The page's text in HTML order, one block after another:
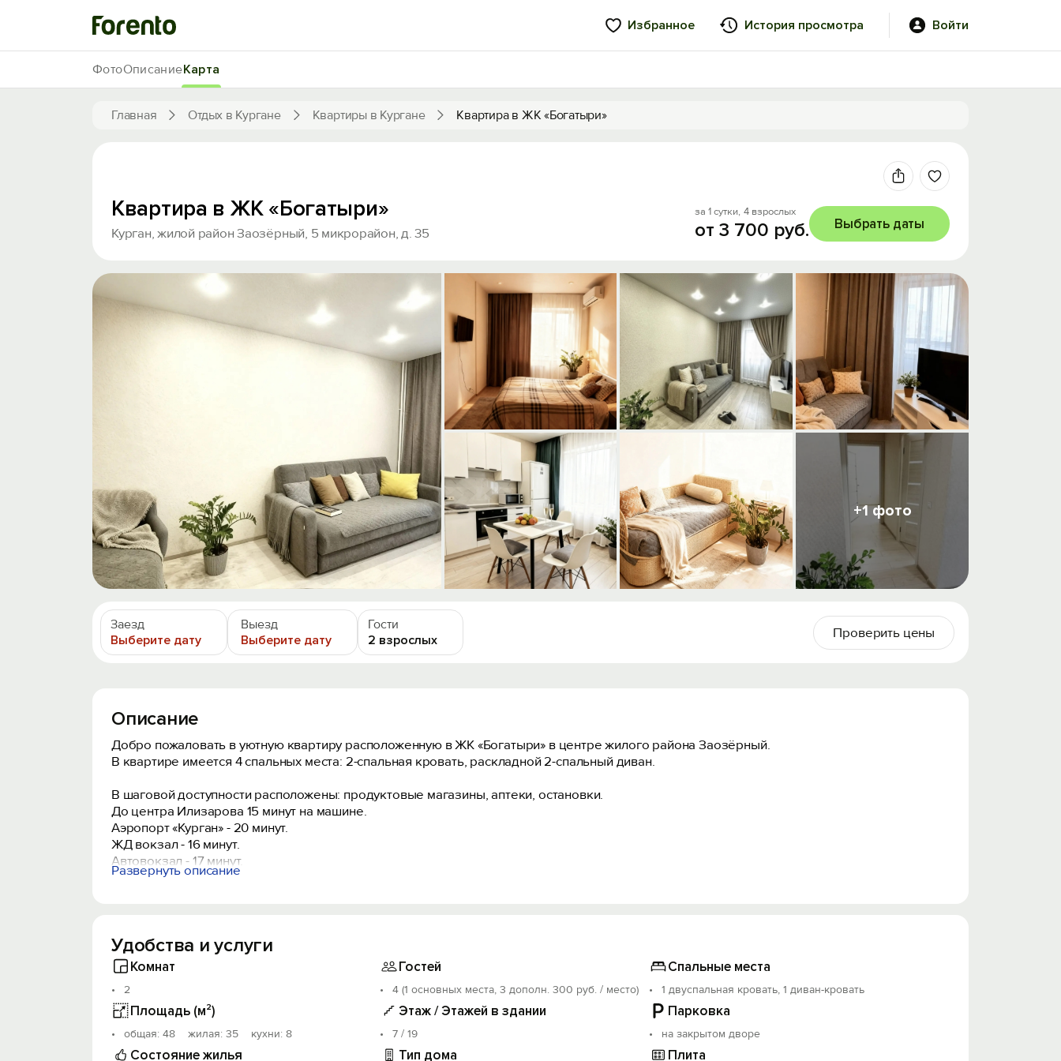
Избранное История просмотра Войти
Главная Отдых в Кургане Квартиры в Кургане Квартира в ЖК «Богатыри»
ФотоОписаниеКарта
+1 фото
Квартира в ЖК «Богатыри»
Курган, жилой район Заозёрный, 5 микрорайон, д. 35
за 1 сутки, 4 взрослых
от 3 700 руб. Выбрать даты
Заезд
Выберите дату
Выезд
Выберите дату
Гости
2 взрослых
Проверить цены
Описание
Добро пожаловать в уютную квартиру расположенную в ЖК «Богатыри» в центре жилого района Заозёрный.
В квартире имеется 4 спальных места: 2-спальная кровать, раскладной 2-спальный диван.
В шаговой доступности расположены: продуктовые магазины, аптеки, остановки.
До центра Илизарова 15 минут на машине.
Аэропорт «Курган» - 20 минут.
ЖД вокзал - 16 минут.
Автовокзал - 17 минут.
Рядом выезд на федеральную трассу.
В квартире и на балконе строго запрещено:
- курить (на этаже есть общественный балкон, место для курения).
- проводить шумные мероприятия ( в случае выявления - залог не возвращается).
️Условия заселения:
- заезд после 14ч., выезд до 12ч.;
- при заселение наличие паспорта.
Развернуть описание
Удобства и услуги
Комнат
2
Гостей
4 (1 основных места, 3 дополн. 300 руб. / место)
Спальные места
1 двуспальная кровать, 1 диван-кровать
Площадь (м²)
oбщая: 48 жилая: 35 кухни: 8
Этаж / Этажей в здании
7 / 19
Парковка
на закрытом дворе
Состояние жилья Тип дома Плита